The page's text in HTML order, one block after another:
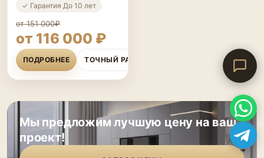
✓ Гарантия До 10 лет
от 151 000₽
от 116 000 ₽
ПОДРОБНЕЕ ТОЧНЫЙ РАСЧЁТ
Мы предложим лучшую цену на ваш
проект!